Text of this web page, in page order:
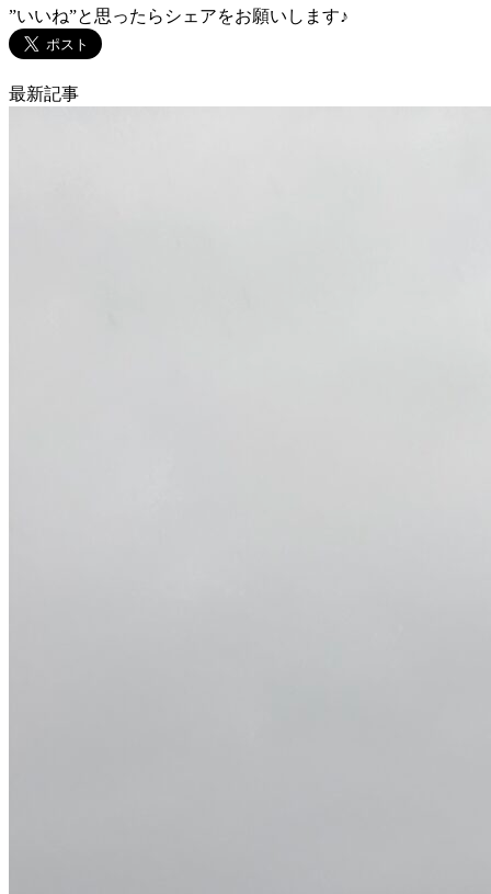
”いいね”と思ったらシェアをお願いします♪
最新記事